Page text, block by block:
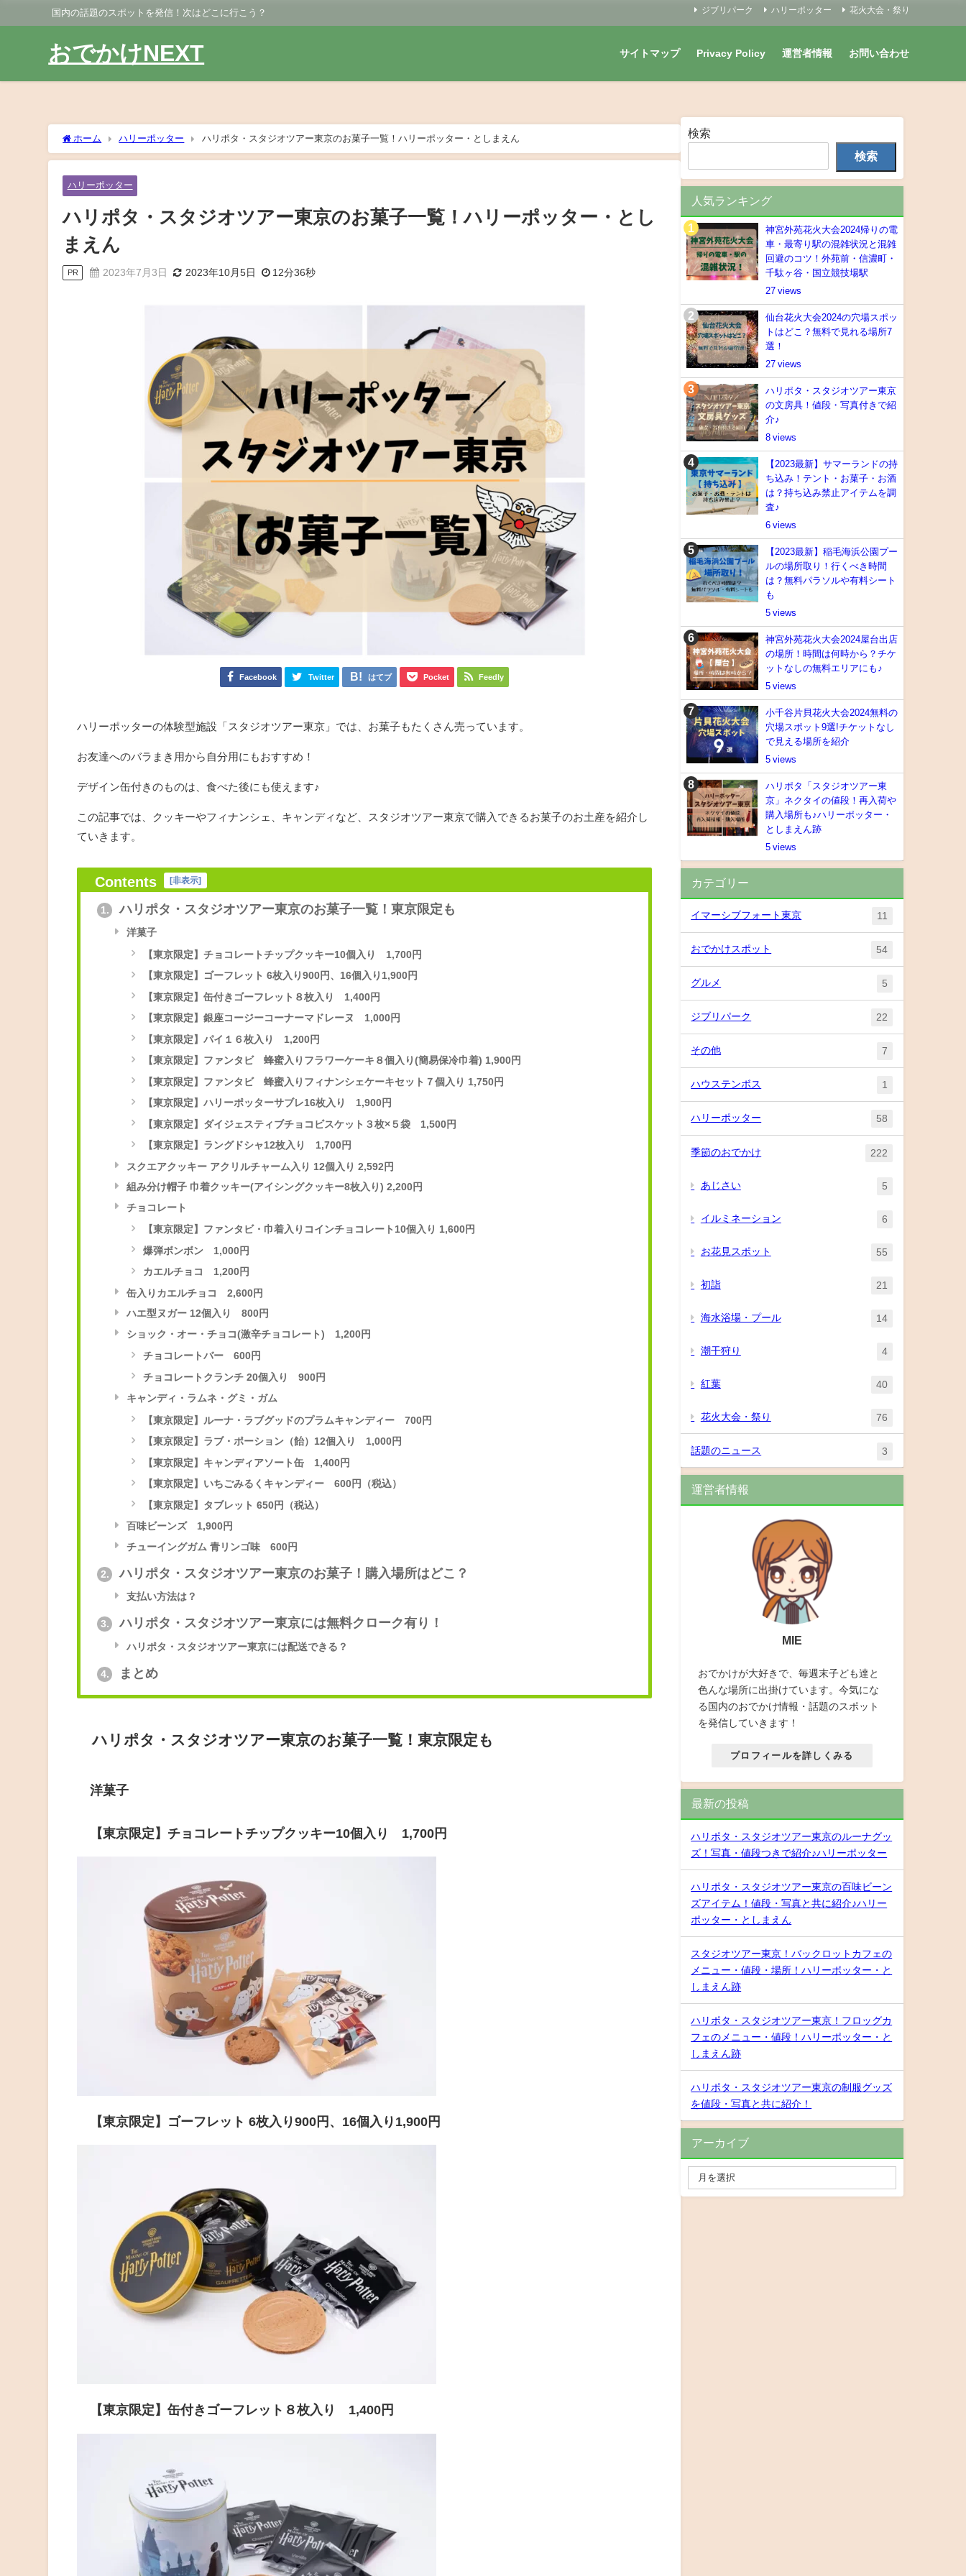
国内の話題のスポットを発信！次はどこに行こう？ ジブリパーク ハリーポッター 花火大会・祭り
おでかけNEXT サイトマップ Privacy Policy 運営者情報 お問い合わせ
ホーム ハリーポッター ハリポタ・スタジオツアー東京のお菓子一覧！ハリーポッター・としまえん
ハリーポッター
ハリポタ・スタジオツアー東京のお菓子一覧！ハリーポッター・とし
まえん
PR 2023年7月3日 2023年10月5日 12分36秒
Facebook Twitter はてブ Pocket Feedly
ハリーポッターの体験型施設「スタジオツアー東京」では、お菓子もたくさん売っています。
お友達へのバラまき用から自分用にもおすすめ！
デザイン缶付きのものは、食べた後にも使えます♪
この記事では、クッキーやフィナンシェ、キャンディなど、スタジオツアー東京で購入できるお菓子のお土産を紹介し
ていきます。
Contents [非表示]
1. ハリポタ・スタジオツアー東京のお菓子一覧！東京限定も
洋菓子
【東京限定】チョコレートチップクッキー10個入り 1,700円
【東京限定】ゴーフレット 6枚入り900円、16個入り1,900円
【東京限定】缶付きゴーフレット８枚入り 1,400円
【東京限定】銀座コージーコーナーマドレーヌ 1,000円
【東京限定】パイ１６枚入り 1,200円
【東京限定】ファンタビ 蜂蜜入りフラワーケーキ８個入り(簡易保冷巾着) 1,900円
【東京限定】ファンタビ 蜂蜜入りフィナンシェケーキセット７個入り 1,750円
【東京限定】ハリーポッターサブレ16枚入り 1,900円
【東京限定】ダイジェスティブチョコビスケット３枚×５袋 1,500円
【東京限定】ラングドシャ12枚入り 1,700円
スクエアクッキー アクリルチャーム入り 12個入り 2,592円
組み分け帽子 巾着クッキー(アイシングクッキー8枚入り) 2,200円
チョコレート
【東京限定】ファンタビ・巾着入りコインチョコレート10個入り 1,600円
爆弾ボンボン 1,000円
カエルチョコ 1,200円
缶入りカエルチョコ 2,600円
ハエ型ヌガー 12個入り 800円
ショック・オー・チョコ(激辛チョコレート) 1,200円
チョコレートバー 600円
チョコレートクランチ 20個入り 900円
キャンディ・ラムネ・グミ・ガム
【東京限定】ルーナ・ラブグッドのプラムキャンディー 700円
【東京限定】ラブ・ポーション（飴）12個入り 1,000円
【東京限定】キャンディアソート缶 1,400円
【東京限定】いちごみるくキャンディー 600円（税込）
【東京限定】タブレット 650円（税込）
百味ビーンズ 1,900円
チューイングガム 青リンゴ味 600円
2. ハリポタ・スタジオツアー東京のお菓子！購入場所はどこ？
支払い方法は？
3. ハリポタ・スタジオツアー東京には無料クローク有り！
ハリポタ・スタジオツアー東京には配送できる？
4. まとめ
ハリポタ・スタジオツアー東京のお菓子一覧！東京限定も
洋菓子
【東京限定】チョコレートチップクッキー10個入り 1,700円
【東京限定】ゴーフレット 6枚入り900円、16個入り1,900円
【東京限定】缶付きゴーフレット８枚入り 1,400円
検索
検索
人気ランキング
神宮外苑花火大会2024帰りの電
車・最寄り駅の混雑状況と混雑
回避のコツ！外苑前・信濃町・
千駄ヶ谷・国立競技場駅
27
仙台花火大会2024の穴場スポッ
トはどこ？無料で見れる場所7
選！
27
ハリポタ・スタジオツアー東京
の文房具！値段・写真付きで紹
介♪
8
【2023最新】サマーランドの持
ち込み！テント・お菓子・お酒
は？持ち込み禁止アイテムを調
査♪
6
【2023最新】稲毛海浜公園プー
ルの場所取り！行くべき時間
は？無料パラソルや有料シート
も
5
神宮外苑花火大会2024屋台出店
の場所！時間は何時から？チケ
ットなしの無料エリアにも♪
5
小千谷片貝花火大会2024無料の
穴場スポット9選!チケットなし
で見える場所を紹介
5
ハリポタ「スタジオツアー東
京」ネクタイの値段！再入荷や
購入場所も♪ハリーポッター・
としまえん跡
5
カテゴリー
イマーシブフォート東京 11
おでかけスポット 54
グルメ 5
ジブリパーク 22
その他 7
ハウステンボス 1
ハリーポッター 58
季節のおでかけ 222
あじさい 5
イルミネーション 6
お花見スポット 55
初詣 21
海水浴場・プール 14
潮干狩り 4
紅葉 40
花火大会・祭り 76
話題のニュース 3
運営者情報
MIE
おでかけが大好きで、毎週末子ども達と
色んな場所に出掛けています。今気にな
る国内のおでかけ情報・話題のスポット
を発信していきます！
プロフィールを詳しくみる
最新の投稿
ハリポタ・スタジオツアー東京のルーナグッ
ズ！写真・値段つきで紹介♪ハリーポッター
ハリポタ・スタジオツアー東京の百味ビーン
ズアイテム！値段・写真と共に紹介♪ハリー
ポッター・としまえん
スタジオツアー東京！バックロットカフェの
メニュー・値段・場所！ハリーポッター・と
しまえん跡
ハリポタ・スタジオツアー東京！フロッグカ
フェのメニュー・値段！ハリーポッター・と
しまえん跡
ハリポタ・スタジオツアー東京の制服グッズ
を値段・写真と共に紹介！
アーカイブ